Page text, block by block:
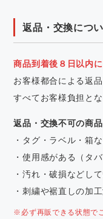
返品・交換につ
商品到着後８日以内に
お客様都合による返
すべてお客様負担とな
返品・交換不可の商品
・タグ・ラベル・箱
・使用感がある（タ
・汚れ・破損などし
・刺繍や裾直しの加
※必ず再販できる状態で